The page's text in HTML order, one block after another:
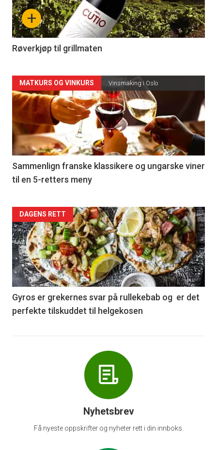
nå
-
4
+
Røverkjøp til grillmaten
Forsiden
akkurat
nå
-
5
MATKURS OG VINKURS Vinsmaking i Oslo
Sammenlign franske klassikere og ungarske viner
til en 5-retters meny
Forsiden
akkurat
nå
-
6
DAGENS RETT
Gyros er grekernes svar på rullekebab og er det
perfekte tilskuddet til helgekosen
Nyhetsbrev
Få nyeste oppskrifter og nyheter rett i din innboks.